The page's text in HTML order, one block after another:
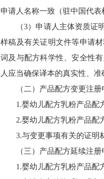
申请人名称一致（驻中国代表
（3）申请人主体资质证明
样稿及有关证明文件等申请
词及与配方科学性、安全性
人应当确保译本的真实性、准
（二）产品配方变更注册
1.婴幼儿配方乳粉产品配方
2.婴幼儿配方乳粉产品配方
3.与变更事项有关的证明材
（三）产品配方延续注册
1.婴幼儿配方乳粉产品配方